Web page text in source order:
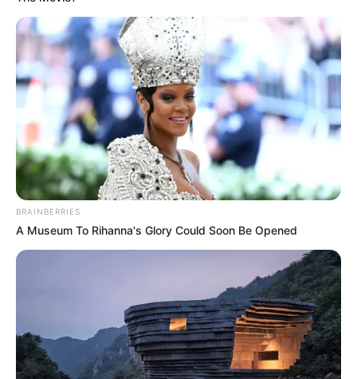
veszted el? Ugyan nem én szültelek, de szeretlek,
mint sajátot, felfoghatatlan hogy nem jössz haza
többet!
BRAINBERRIES
A Museum To Rihanna's Glory Could Soon Be Opened